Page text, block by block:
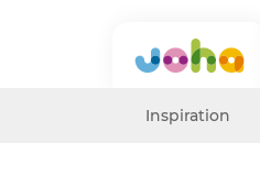
Inspiration